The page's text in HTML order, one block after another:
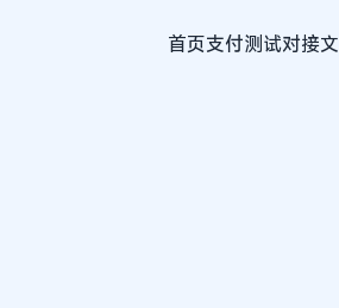
首页支付测试对接